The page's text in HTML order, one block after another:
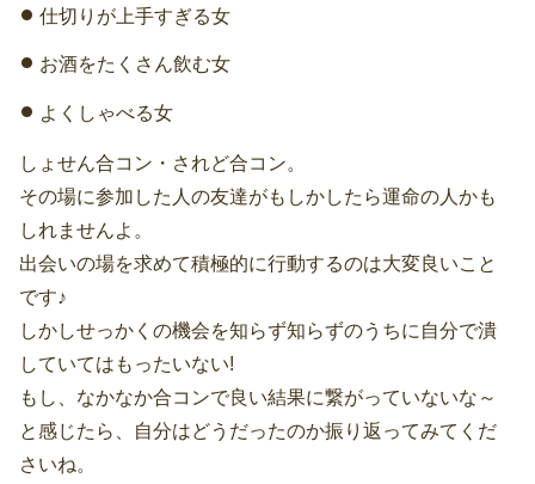
仕切りが上手すぎる女
お酒をたくさん飲む女
よくしゃべる女
しょせん合コン・されど合コン。
その場に参加した人の友達がもしかしたら運命の人かも
しれませんよ。
出会いの場を求めて積極的に行動するのは大変良いこと
です♪
しかしせっかくの機会を知らず知らずのうちに自分で潰
していてはもったいない!
もし、なかなか合コンで良い結果に繋がっていないな～
と感じたら、自分はどうだったのか振り返ってみてくだ
さいね。